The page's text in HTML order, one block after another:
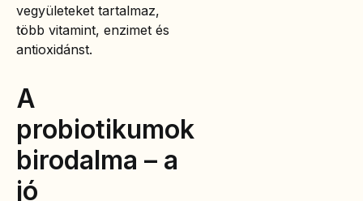
vegyületeket tartalmaz,
több vitamint, enzimet és
antioxidánst.
A
probiotikumok
birodalma – a
jó